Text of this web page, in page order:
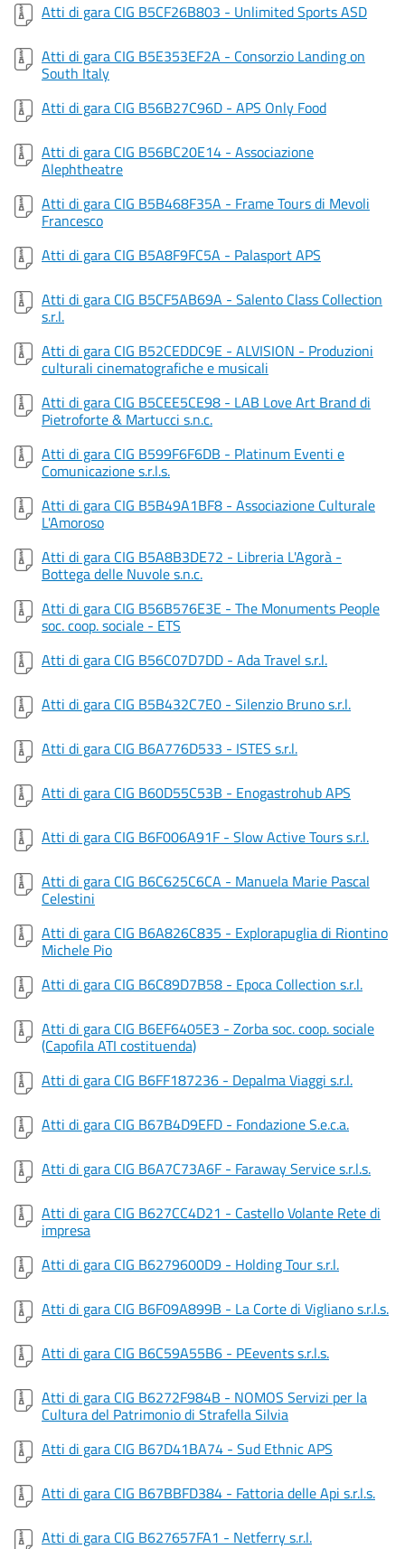
Atti di gara CIG B5CF26B803 - Unlimited Sports ASD
Atti di gara CIG B5E353EF2A - Consorzio Landing on
South Italy
Atti di gara CIG B56B27C96D - APS Only Food
Atti di gara CIG B56BC20E14 - Associazione
Alephtheatre
Atti di gara CIG B5B468F35A - Frame Tours di Mevoli
Francesco
Atti di gara CIG B5A8F9FC5A - Palasport APS
Atti di gara CIG B5CF5AB69A - Salento Class Collection
s.r.l.
Atti di gara CIG B52CEDDC9E - ALVISION - Produzioni
culturali cinematografiche e musicali
Atti di gara CIG B5CEE5CE98 - LAB Love Art Brand di
Pietroforte & Martucci s.n.c.
Atti di gara CIG B599F6F6DB - Platinum Eventi e
Comunicazione s.r.l.s.
Atti di gara CIG B5B49A1BF8 - Associazione Culturale
L'Amoroso
Atti di gara CIG B5A8B3DE72 - Libreria L'Agorà -
Bottega delle Nuvole s.n.c.
Atti di gara CIG B56B576E3E - The Monuments People
soc. coop. sociale - ETS
Atti di gara CIG B56C07D7DD - Ada Travel s.r.l.
Atti di gara CIG B5B432C7E0 - Silenzio Bruno s.r.l.
Atti di gara CIG B6A776D533 - ISTES s.r.l.
Atti di gara CIG B60D55C53B - Enogastrohub APS
Atti di gara CIG B6F006A91F - Slow Active Tours s.r.l.
Atti di gara CIG B6C625C6CA - Manuela Marie Pascal
Celestini
Atti di gara CIG B6A826C835 - Explorapuglia di Riontino
Michele Pio
Atti di gara CIG B6C89D7B58 - Epoca Collection s.r.l.
Atti di gara CIG B6EF6405E3 - Zorba soc. coop. sociale
(Capofila ATI costituenda)
Atti di gara CIG B6FF187236 - Depalma Viaggi s.r.l.
Atti di gara CIG B67B4D9EFD - Fondazione S.e.c.a.
Atti di gara CIG B6A7C73A6F - Faraway Service s.r.l.s.
Atti di gara CIG B627CC4D21 - Castello Volante Rete di
impresa
Atti di gara CIG B6279600D9 - Holding Tour s.r.l.
Atti di gara CIG B6F09A899B - La Corte di Vigliano s.r.l.s.
Atti di gara CIG B6C59A55B6 - PEevents s.r.l.s.
Atti di gara CIG B6272F984B - NOMOS Servizi per la
Cultura del Patrimonio di Strafella Silvia
Atti di gara CIG B67D41BA74 - Sud Ethnic APS
Atti di gara CIG B67BBFD384 - Fattoria delle Api s.r.l.s.
Atti di gara CIG B627657FA1 - Netferry s.r.l.